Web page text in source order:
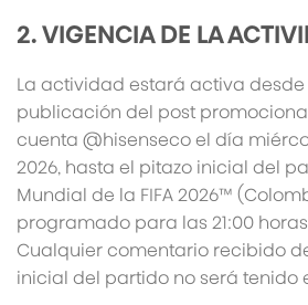
2. VIGENCIA DE LA
La actividad estará activa
publicación del post
cuenta @hisenseco el día
2026, hasta el pitazo inicial del
Mundial de la FIFA 2026™
programado para las 21:00
Cualquier comentario recibido
inicial del partido no será tenido